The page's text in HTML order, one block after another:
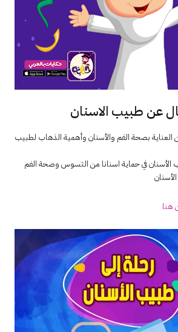
بصحة الفم والأسنان وأهمية الذهاب لطبيب
الأسنان في حماية اسنانا من التسوس وصحة الفم
هنا